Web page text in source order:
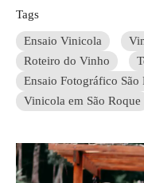
Tags
Ensaio Vinicola
Roteiro do Vinho
Ensaio Fotográfico São
Vinicola em São Roque